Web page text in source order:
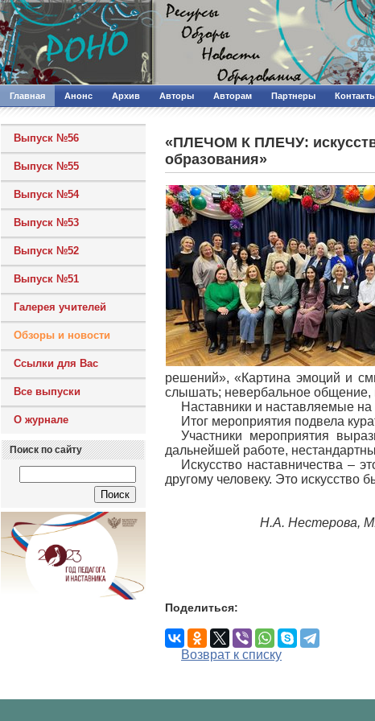
Главная Анонс Архив Авторы Авторам Партнеры
Выпуск №56
Выпуск №55
Выпуск №54
Выпуск №53
Выпуск №52
Выпуск №51
Галерея учителей
Обзоры и новости
Ссылки для Вас
Все выпуски
О журнале
Поиск по сайту
«ПЛЕЧОМ К ПЛЕЧУ:
образования»
решений», «Картина эмоций и
слышать; невербальное общение,
Наставники и наставляемые на
Итог мероприятия подвела
Участники мероприятия
дальнейшей работе,
Искусство наставничества –
другому человеку. Это искусство
Н.А. Нестерова,
Поделиться:
Возврат к списку